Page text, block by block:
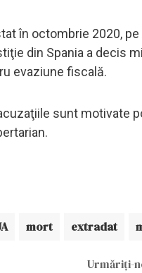
în octombrie 2020,
din Spania a decis
evaziune fiscală.
sunt motivate
mort extradat
Urmăriți-